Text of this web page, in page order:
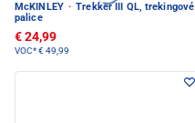
McKINLEY · Trekker III QL, trekingové
palice
€ 24,99
VOC*€ 49,99